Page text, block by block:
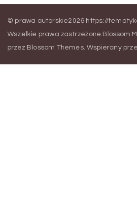
© prawa autorskie2026 https://
Wszelkie prawa zastrzeżone. Blossom
przez Blossom Themes. Wspierany